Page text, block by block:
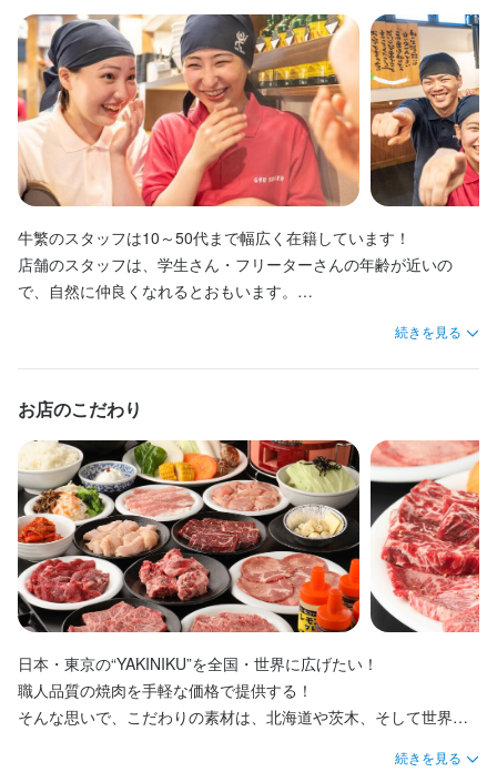
美味しい部位を手切り等で加工。数量確保が難しい希少部位「特
選中落ちカルビ」や、
手間暇かけた「牛繁カルビ」などなど…
牛繁は、国内で！海外で！リーズナブルに提供する為の努力を怠
りません。
【こだわりのタレ】
昭和63年創業以来、改良に改良を重ねた「秘伝のタレ」は３種
類。
醤油ダレは自然なコクで自慢ですが、味噌ダレは、海外で絶賛さ
れた逸品。
牛繁のスタッフは10～50代まで幅広く在籍しています！
店舗のスタッフは、学生さん・フリーターさんの年齢が近いの
で、自然に仲良くなれるとおもいます。
スタッフみんなでバーベキューをしたり、クリスマスパーティー
開いたりしてるお店もあるようです！
また、近所に住んでいるスタッフが多く、出勤前に一緒にラーメ
ンに行ったり
仕事終わりに飲みに行ったりもするそうです！
一生付き合える仲間ができるかも…
続きを見る
お店のこだわり
日本・東京の“YAKINIKU”を全国・世界に広げたい！
職人品質の焼肉を手軽な価格で提供する！
そんな思いで、こだわりの素材は、北海道や茨木、そして世界か
続きを見る
**イベント企画・運営**: 店舗イベントやプロモーション活動の企
画・実施
**ブランド戦略の立案・実行**: ブランドイメージ向上に向けた施
策提案・実行
**顧客とのエンゲージメント向上**: 顧客との双方向コミュニケー
ションを図るための施策
2. 販促業務
**キャンペーン企画・運営**: 季節ごとのプロモーションや新メニ
ューの発表に伴う販促企画
**販促物の制作・管理**: チラシ、ポスター、店内POPなどの制作
**広告戦略の実施**: オンライン広告、オフライン広告の運用
**販売データ分析**: 販売促進活動の結果分析と次回施策の提案
3. 求められるスキル
**広報・販促経験**（業界不問）：特に飲食業界での経験があれば
尚良し
**SNS運営スキル**: InstagramやTwitterなどの運営経験
**コピーライティング・クリエイティブ制作**: 魅力的なコンテン
ツ作成能力
この仕事のおすすめポイント
【成果に応じた昇給アリ】
目標の達成度合いやスキルアップの度合いによって、給与はどん
どんアップしていきます。ボーナス支給もあるので、毎日モチベ
■ 求めるスキル・経験
- 給与計算の実務経験（業界不問）
- Excelや給与ソフトを使った業務経験
- チームで協力しながら業務を進める意欲のある方
■ こんな方にオススメ！
- 給与計算を通じて、人事の重要な役割を担いたい方
- 安定した企業でスキルを活かし、キャリアアップを目指したい方
- 処理業務の中で成果を実感できる仕事に魅力を感じる方
- 安定企業での勤務：牛繁は業界のリーダーとして、安定した成長
を続けています。
- スキルアップ支援：給与計算の経験を積みながら、関連業務にも
挑戦できます。
- 働きやすい環境：仕事の進め方に柔軟性があり、バランスよく働
けます。
給与計算という重要な業務を通じて、組織の基盤を支えるやりが
いを実感できます。あなたの手で従業員の生活をサポートする、
やりがいのある仕事です！
ご応募お待ちしています！
この仕事のおすすめポイント
■ 業務内容
給与計算を中心に、社員の勤怠管理や各種手当、社会保険手続
き、税務関連業務まで幅広く担当していただきます。特に、毎月
の給与計算は従業員一人ひとりにとって大切な仕事。正確さとス
ピードを求められますが、その分、達成感も大きいです。
■ 求めるスキル・経験
- 給与計算の実務経験（業界不問）
- チームで協力しながら業務を進める意欲のある方
■ こんな方にオススメ！
■ ここがポイント！
- 安定企業での勤務：牛繁は業界のリーダーとして、安定した成長
を続けています。
- スキルアップ支援：給与計算の経験を積みながら、関連業務にも
挑戦できます。
- 働きやすい環境：仕事の進め方に柔軟性があり、バランスよく働
けます。
いを実感できます。あなたの手で従業員の生活をサポートする、
やりがいのある仕事です！
1.広報業務
**メディア対応**: プレスリリースの作成・配信、メディアとの関
係構築
**SNS運営**: 公式アカウントの更新・運営、効果的なコンテンツ
作成
**イベント企画・運営**: 店舗イベントやプロモーション活動の企
画・実施
**ブランド戦略の立案・実行**: ブランドイメージ向上に向けた施
**顧客とのエンゲージメント向上**: 顧客との双方向コミュニケー
ションを図るための施策
**販促物の制作・管理**: チラシ、ポスター、店内POPなどの制作
と配布
**広告戦略の実施**: オンライン広告、オフライン広告の運用
**販売データ分析**: 販売促進活動の結果分析と次回施策の提案
3. 求められるスキル
**広報・販促経験**（業界不問）：特に飲食業界での経験があれば
尚良し
**SNS運営スキル**: InstagramやTwitterなどの運営経験
ツ作成能力
**チームとの連携**: 他部署との協力やコミュニケーション能力